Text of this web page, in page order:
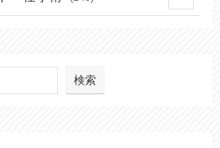
(7)
(49)
検索